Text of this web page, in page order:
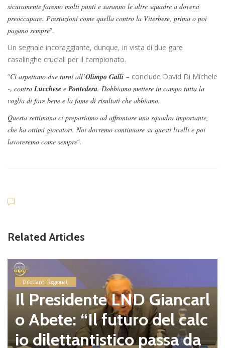
sicuramente faremo molti punti e saranno le altre squadre a doversi
preoccupare. Prestazioni come quella contro la Viterbese, prima o poi
pagano sempre”.
Un segnale incoraggiante, dunque, in vista di due gare
casalinghe cruciali per il campionato.
“Ci aspettano due turni all’Olimpo Galli – conclude David Di Michele
-, controLucchese ePontedera. Dobbiamo mettere in campo tutta la
voglia di fare bene e la fame di risultati che abbiamo.
Questa settimana ci prepariamo ad affrontare una squadra importante,
che ha ottimi giocatori. Noi dovremo continuare su questi livelli e poi
lavoreremo come sempre“.
Related Articles
Dilettanti Regionali
Il Presidente LND Giancarl
o Abete: “Il futuro del calc
io dilettantistico passa da